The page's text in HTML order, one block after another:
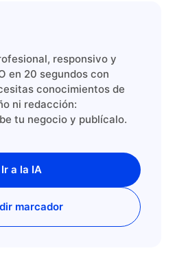
responsivo y
en 20 segundos con
conocimientos de
ni redacción:
tu negocio y publícalo.
Ir a la IA
marcador